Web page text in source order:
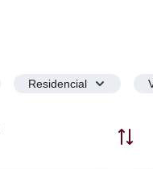
Residencial
Ordenar